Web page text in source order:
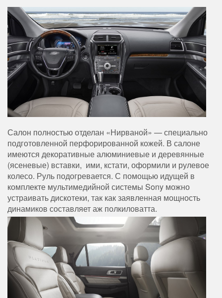
Салон полностью отделан «Нирваной» — специально
подготовленной перфорированной кожей. В салоне
имеются декоративные алюминиевые и деревянные
(ясеневые) вставки, ими, кстати, оформили и рулевое
колесо. Руль подогревается. С помощью идущей в
комплекте мультимедийной системы Sony можно
устраивать дискотеки, так как заявленная мощность
динамиков составляет аж полкиловатта.